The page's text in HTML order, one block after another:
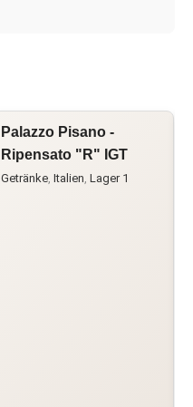
Palazzo Pisano -
Ripensato "R" IGT
Getränke Italien Lager 1